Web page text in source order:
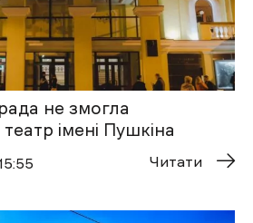
не змогла
імені Пушкіна
Читати